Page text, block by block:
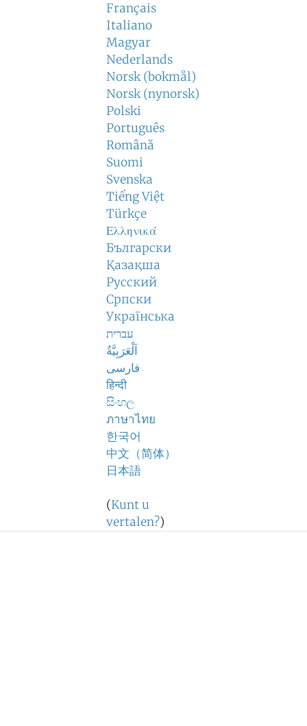
Français
Italiano
Magyar
Nederlands
Norsk (bokmål)
Norsk (nynorsk)
Polski
Português
Română
Suomi
Svenska
Tiếng Việt
Türkçe
Ελληνικά
Български
Қазақша
Русский
Српски
Українська
עברית
اَلْعَرَبِيَّةُ
فارسی
हिन्दी
සිංහල
ภาษาไทย
한국어
中文（简体）
日本語
(Kunt u
vertalen?)